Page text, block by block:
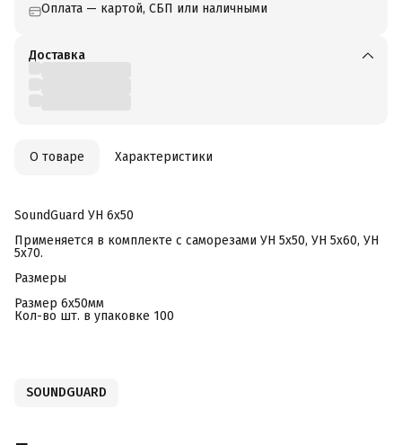
Оплата — картой, СБП или наличными
Доставка
О товаре Характеристики
SoundGuard УН 6х50
Применяется в комплекте с саморезами УН 5х50, УН 5х60, УН
5х70.
Размеры
Размер 6x50мм
Кол-во шт. в упаковке 100
SOUNDGUARD